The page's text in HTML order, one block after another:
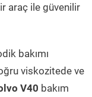
araç ile güvenilir
bakımı
viskozitede ve
V40 bakım